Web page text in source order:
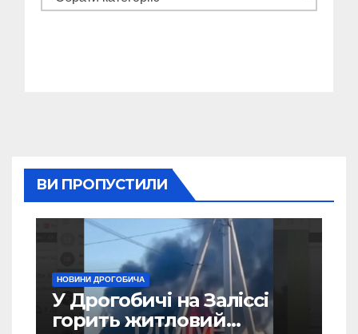
ВИ ПРОПУСТИЛИ
НОВИНИ ДРОГОБИЧА
У Дрогобичі на Заліссі
горить житловий